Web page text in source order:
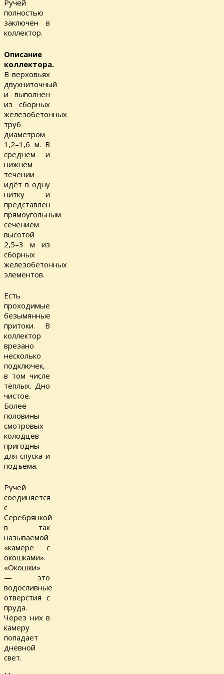
Ручей
полностью
заключён в
коллектор.
Описание
коллектора.
В верховьях
двухниточный
и выполнен
из сборных
железобетонных
труб
диаметром
1,2–1,6 м. В
среднем и
нижнем
течении
идёт в одну
нитку и
представлен
прямоугольным
сечением
высотой
2,5–3 м из
сборных
железобетонных
элементов.
Есть
проходимые
безымянные
притоки. В
коллектор
врезано
несколько
подключек,
в том числе
тёплых. Дно
чистое.
Более
половины
смотровых
колодцев
пригодны
для спуска и
подъёма.
Ручей
соединяется
с
Серебрянкой
в так
называемой
«камере с
окошками».
«Окошки»
— это
водосливные
отверстия с
пруда.
Через них в
камеру
попадает
дневной
свет.